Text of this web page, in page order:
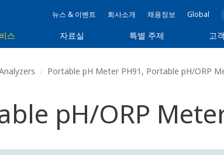
뉴스 & 이벤트 회사소개 채용정보 Global
스 자료실 특별 주제 고
Portable pH Meter PH91, Portable pH/ORP
pH/ORP